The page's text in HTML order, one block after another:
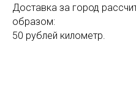
Доставка за город
образом:
50 рублей километр.